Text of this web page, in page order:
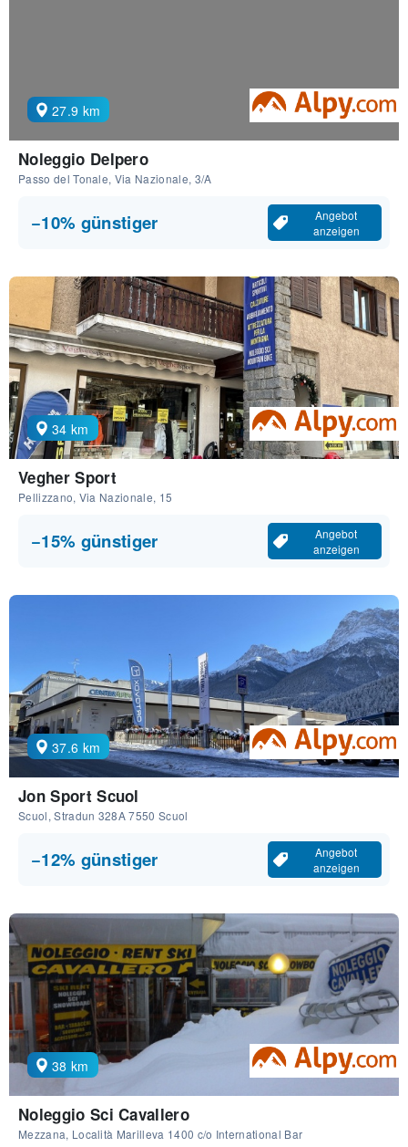
27.9 km
Noleggio Delpero
Passo del Tonale, Via Nazionale, 3/A
−10% günstiger
Angebot
anzeigen
34 km
Vegher Sport
Pellizzano, Via Nazionale, 15
−15% günstiger
Angebot
anzeigen
37.6 km
Jon Sport Scuol
Scuol, Stradun 328A 7550 Scuol
−12% günstiger
Angebot
anzeigen
38 km
Noleggio Sci Cavallero
Mezzana, Località Marilleva 1400 c/o International Bar